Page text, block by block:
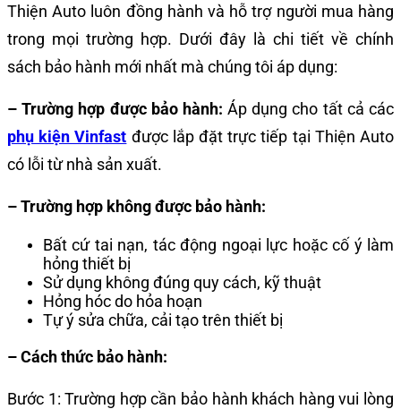
Thiện Auto luôn đồng hành và hỗ trợ người mua hàng
trong mọi trường hợp. Dưới đây là chi tiết về chính
sách bảo hành mới nhất mà chúng tôi áp dụng:
– Trường hợp được bảo hành:Áp dụng cho tất cả các
phụ kiện Vinfast được lắp đặt trực tiếp tại Thiện Auto
có lỗi từ nhà sản xuất.
– Trường hợp không được bảo hành:
Bất cứ tai nạn, tác động ngoại lực hoặc cố ý làm
hỏng thiết bị
Sử dụng không đúng quy cách, kỹ thuật
Hỏng hóc do hỏa hoạn
Tự ý sửa chữa, cải tạo trên thiết bị
– Cách thức bảo hành:
Bước 1: Trường hợp cần bảo hành khách hàng vui lòng